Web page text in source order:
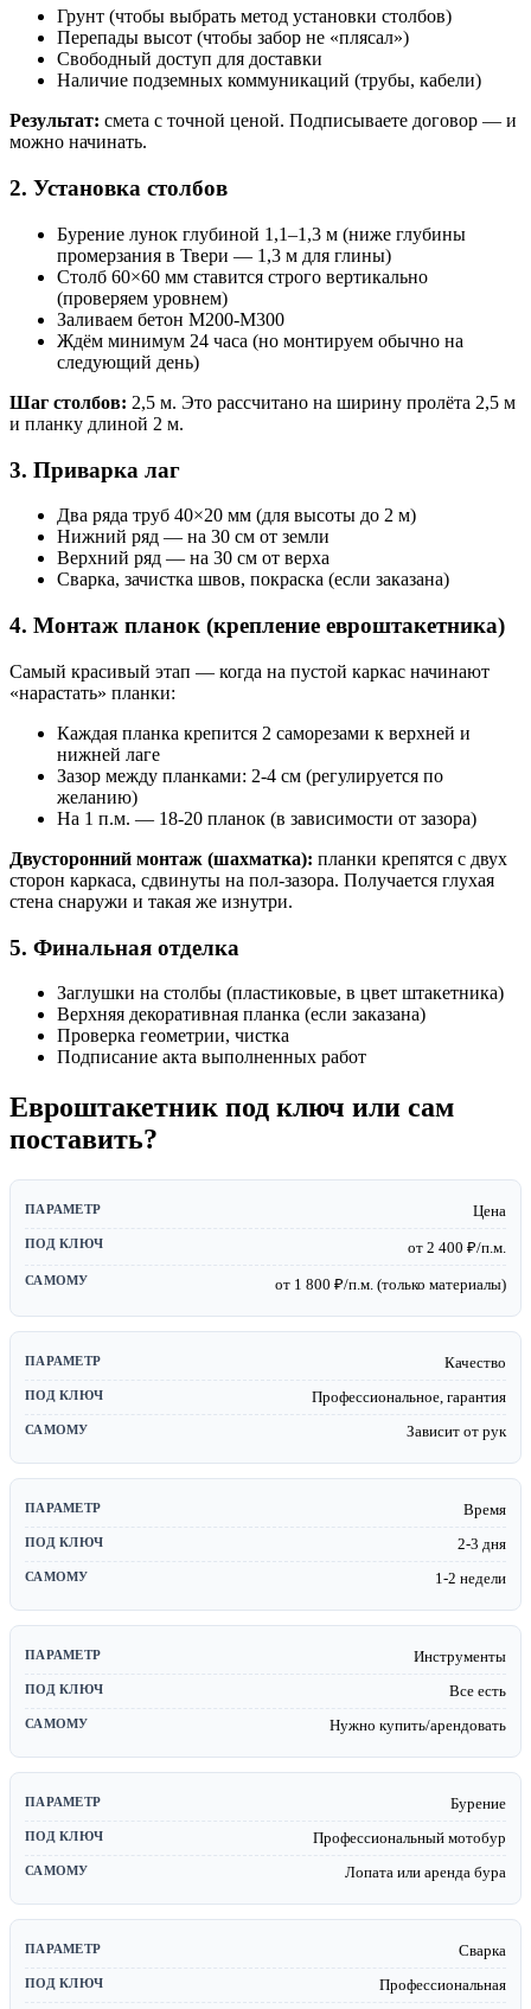
Грунт (чтобы выбрать метод установки столбов)
Перепады высот (чтобы забор не «плясал»)
Свободный доступ для доставки
Наличие подземных коммуникаций (трубы, кабели)
Результат: смета с точной ценой. Подписываете договор — и
можно начинать.
2. Установка столбов
Бурение лунок глубиной 1,1–1,3 м (ниже глубины
промерзания в Твери — 1,3 м для глины)
Столб 60×60 мм ставится строго вертикально
(проверяем уровнем)
Заливаем бетон М200-М300
Ждём минимум 24 часа (но монтируем обычно на
следующий день)
Шаг столбов: 2,5 м. Это рассчитано на ширину пролёта 2,5 м
и планку длиной 2 м.
3. Приварка лаг
Два ряда труб 40×20 мм (для высоты до 2 м)
Нижний ряд — на 30 см от земли
Верхний ряд — на 30 см от верха
Сварка, зачистка швов, покраска (если заказана)
4. Монтаж планок (крепление евроштакетника)
Самый красивый этап — когда на пустой каркас начинают
«нарастать» планки:
Каждая планка крепится 2 саморезами к верхней и
нижней лаге
Зазор между планками: 2-4 см (регулируется по
желанию)
На 1 п.м. — 18-20 планок (в зависимости от зазора)
Двусторонний монтаж (шахматка): планки крепятся с двух
сторон каркаса, сдвинуты на пол-зазора. Получается глухая
стена снаружи и такая же изнутри.
5. Финальная отделка
Заглушки на столбы (пластиковые, в цвет штакетника)
Верхняя декоративная планка (если заказана)
Проверка геометрии, чистка
Подписание акта выполненных работ
Евроштакетник под ключ или сам
поставить?
Цена
от 2 400 ₽/п.м.
от 1 800 ₽/п.м. (только материалы)
Качество
Профессиональное, гарантия
Зависит от рук
Время
2-3 дня
1-2 недели
Инструменты
Все есть
Нужно купить/арендовать
Бурение
Профессиональный мотобур
Лопата или аренда бура
Сварка
Профессиональная